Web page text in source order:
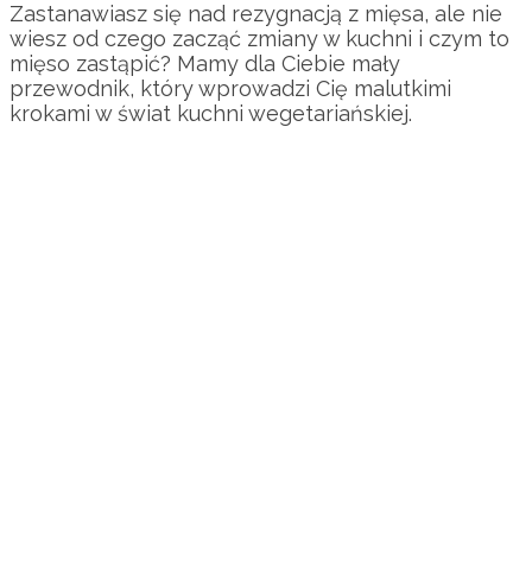
Zastanawiasz się nad rezygnacją z mięsa, ale nie
wiesz od czego zacząć zmiany w kuchni i czym to
mięso zastąpić? Mamy dla Ciebie mały
przewodnik, który wprowadzi Cię malutkimi
krokami w świat kuchni wegetariańskiej.